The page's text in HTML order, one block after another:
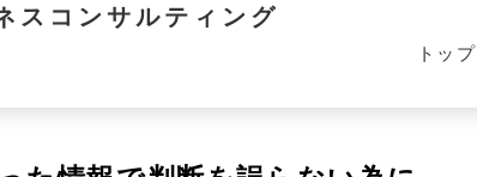
スコンサルティング
トップ